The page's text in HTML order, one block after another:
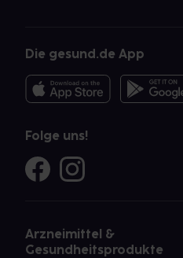
Die gesund.de App
Folge uns!
Arzneimittel &
Gesundheitsprodukte